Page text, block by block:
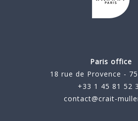
Paris office
18 rue de Provence -
+33 1 45 81 52
contact@crait-